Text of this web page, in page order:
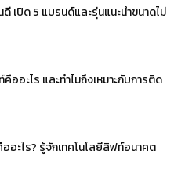
เปิด 5 แบรนด์และรุ่นแนะนำขนาดไม่
อะไร และทำไมถึงเหมาะกับการติด
อะไร? รู้จักเทคโนโลยีลิฟท์อนาคต